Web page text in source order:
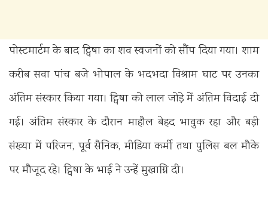
पोस्टमार्टम के बाद ट्विषा का शव स्वजनों को सौंप दिया गया। शाम
करीब सवा पांच बजे भोपाल के भदभदा विश्राम घाट पर उनका
अंतिम संस्कार किया गया। ट्विषा को लाल जोड़े में अंतिम विदाई दी
गई। अंतिम संस्कार के दौरान माहौल बेहद भावुक रहा और बड़ी
संख्या में परिजन, पूर्व सैनिक, मीडिया कर्मी तथा पुलिस बल मौके
पर मौजूद रहे। ट्विषा के भाई ने उन्हें मुखाग्नि दी।